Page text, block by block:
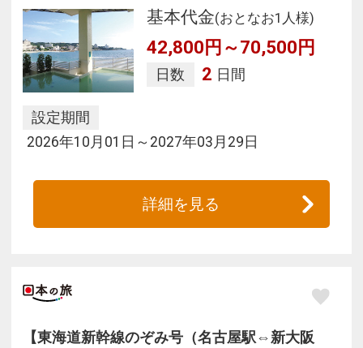
基本代金(おとなお1人様)
42,800円～70,500円
日数 2 日間
設定期間
2026年10月01日～2027年03月29日
詳細を見る
【東海道新幹線のぞみ号（名古屋駅⇔新大阪